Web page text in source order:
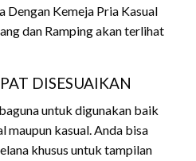
Dengan Kemeja Pria Kasual
dan Ramping akan terlihat
DISESUAIKAN
untuk digunakan baik
maupun kasual. Anda bisa
khusus untuk tampilan